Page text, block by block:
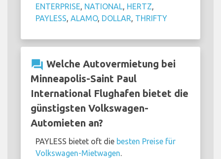
ENTERPRISE, NATIONAL, HERTZ,
PAYLESS, ALAMO, DOLLAR, THRIFTY
question_answer Welche Autovermietung bei
Minneapolis-Saint Paul
International Flughafen bietet die
günstigsten Volkswagen-
Automieten an?
PAYLESS bietet oft die besten Preise für
Volkswagen-Mietwagen.